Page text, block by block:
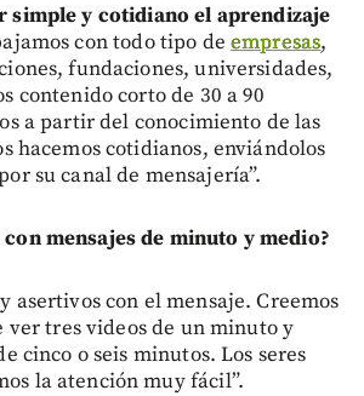
simple y cotidiano el aprendizaje
con todo tipo deempresas,
fundaciones, universidades,
contenido corto de 30 a 90
a partir del conocimiento de las
hacemos cotidianos, enviándolos
su canal de mensajería”.
con mensajes de minuto y medio?
asertivos con el mensaje. Creemos
ver tres videos de un minuto y
cinco o seis minutos. Los seres
la atención muy fácil”.